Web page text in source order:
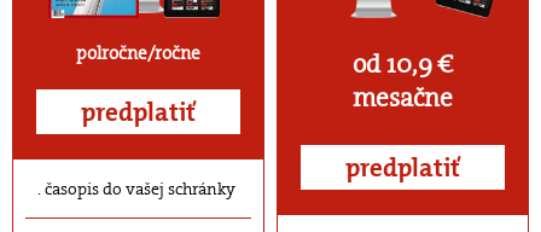
polročne/ročne
predplatiť
časopis do vašej schránky
od 10,9 €
mesačne
predplatiť